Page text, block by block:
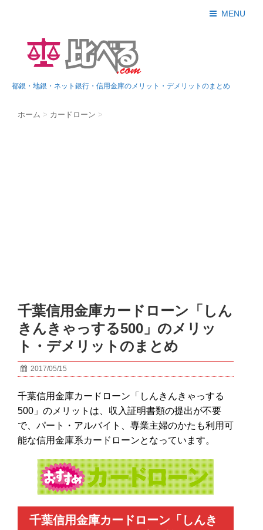
MENU
都銀・地銀・ネット銀行・信用金庫のメリット・デメリットのまとめ
ホーム > カードローン >
千葉信用金庫カードローン「しん
きんきゃっする500」のメリッ
ト・デメリットのまとめ
2017/05/15
千葉信用金庫カードローン「しんきんきゃっする
500」のメリットは、収入証明書類の提出が不要
で、パート・アルバイト、専業主婦のかたも利用可
能な信用金庫系カードローンとなっています。
千葉信用金庫カードローン「しんき